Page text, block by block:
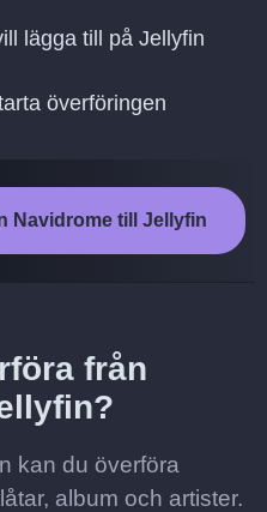
lägga till på Jellyfin
överföringen
Navidrome till Jellyfin
från
kan du överföra
album och artister.